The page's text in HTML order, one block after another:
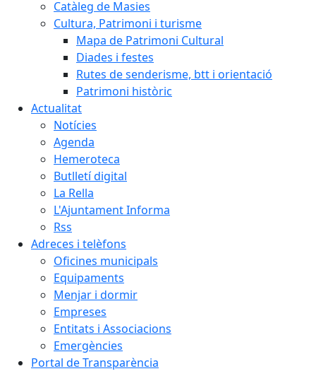
Catàleg de Masies
Cultura, Patrimoni i turisme
Mapa de Patrimoni Cultural
Diades i festes
Rutes de senderisme, btt i orientació
Patrimoni històric
Actualitat
Notícies
Agenda
Hemeroteca
Butlletí digital
La Rella
L'Ajuntament Informa
Rss
Adreces i telèfons
Oficines municipals
Equipaments
Menjar i dormir
Empreses
Entitats i Associacions
Emergències
Portal de Transparència